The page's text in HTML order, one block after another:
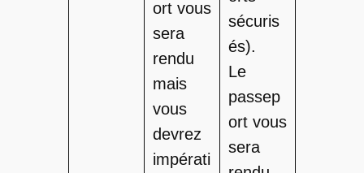
ort vous
sera
rendu
mais
vous
devrez
impérati
sécuris
és).
Le
passep
ort vous
sera